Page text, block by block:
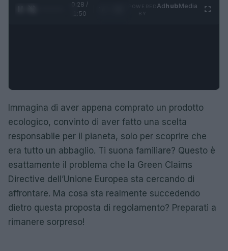
0:29 /
1:50
AdhubMedia
Immagina di aver appena comprato un prodotto
ecologico, convinto di aver fatto una scelta
responsabile per il pianeta, solo per scoprire che
era tutto un abbaglio. Ti suona familiare? Questo è
esattamente il problema che la Green Claims
Directive dell’Unione Europea sta cercando di
affrontare. Ma cosa sta realmente succedendo
dietro questa proposta di regolamento? Preparati a
rimanere sorpreso!